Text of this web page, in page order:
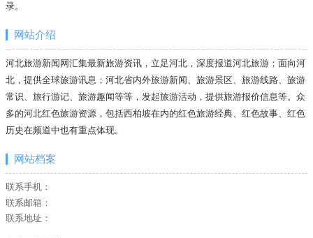
录。
网站介绍
河北旅游新闻网汇集最新旅游资讯，立足河北，深度报道河北旅游；面向河
北，提供全球旅游讯息；河北省内外旅游新闻、旅游景区、旅游线路、旅游
常识、旅行游记、旅游趣闻等等，发起旅游活动，提供旅游报价信息等。众
多的河北红色旅游资源，包括西柏坡在内的红色旅游经典、红色故事、红色
历史在频道中也有重点体现。
网站档案
联系手机：
联系邮箱：
联系地址：